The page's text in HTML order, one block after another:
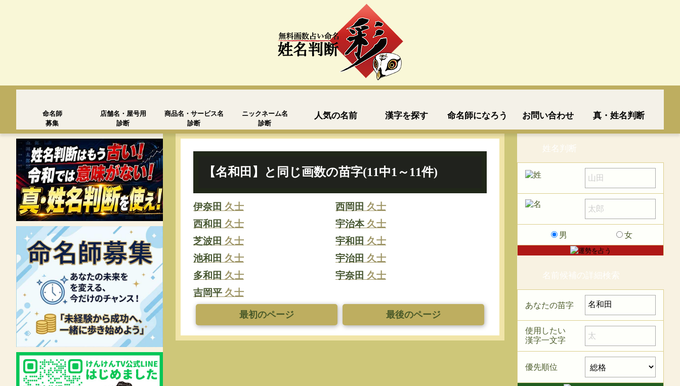
命名師
募集
店舗名・屋号用
診断
商品名・サービス名
診断
ニックネーム名
診断
人気の名前 漢字を探す 命名師になろう お問い合わせ 真・姓名判断
【名和田】と同じ画数の苗字(11中1～11件)
伊奈田 久士 西岡田 久士
西和田 久士 宇治本 久士
芝波田 久士 宇和田 久士
池和田 久士 宇治田 久士
多和田 久士 宇奈田 久士
吉岡平 久士
最初のページ 最後のページ
姓名判断
男 女
名前候補の詳細検索
あなたの苗字
使用したい
漢字一文字
優先順位